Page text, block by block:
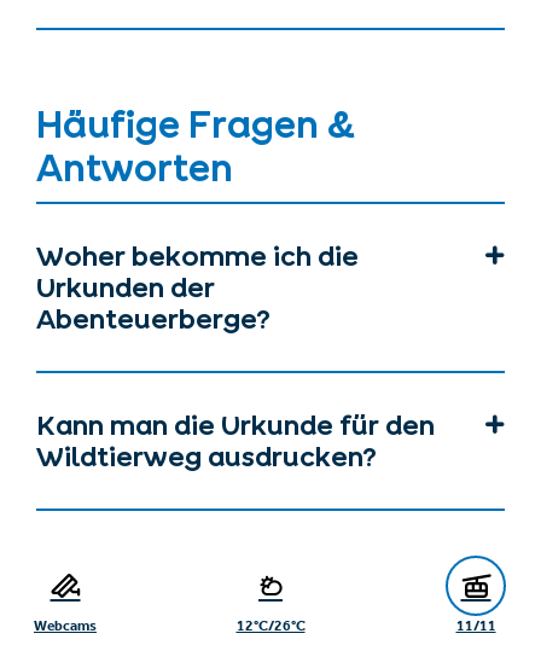
Webcams 12°C/26°C 11/11
Häufige Fragen &
Antworten
Woher bekomme ich die
Urkunden der
Abenteuerberge?
Kann man die Urkunde für den
Wildtierweg ausdrucken?
Geocaches eine Belohnung?